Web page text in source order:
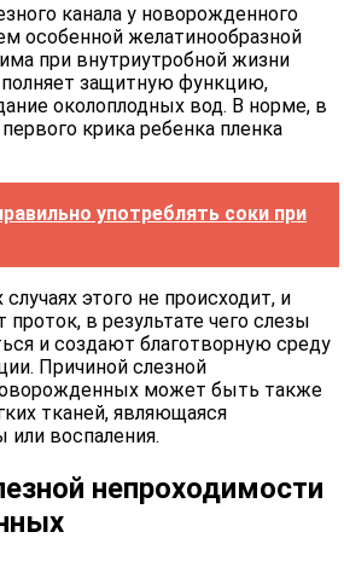
канала у новорожденного
особенной желатинообразной
при внутриутробной жизни
защитную функцию,
околоплодных вод. В норме, в
крика ребенка пленка
употреблять соки при
этого не происходит, и
проток, в результате чего слезы
и создают благотворную среду
Причиной слезной
может быть также
тканей, являющаяся
воспаления.
непроходимости